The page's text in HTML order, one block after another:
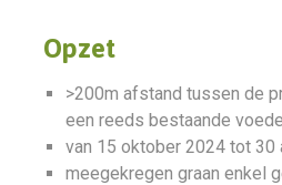
Opzet
>200m afstand tussen de
een reeds bestaande
van 15 oktober 2024 tot 30
meegekregen graan enkel